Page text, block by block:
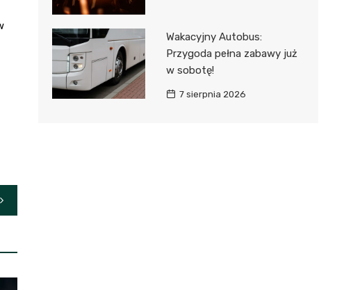
Wakacyjny Autobus:
Przygoda pełna zabawy już
w sobotę!
7 sierpnia 2026